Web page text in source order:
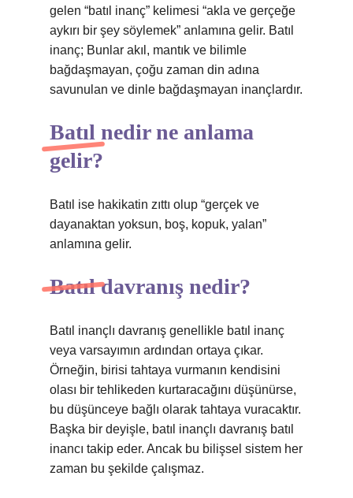
gelen “batıl inanç” kelimesi “akla ve gerçeğe
aykırı bir şey söylemek” anlamına gelir. Batıl
inanç; Bunlar akıl, mantık ve bilimle
bağdaşmayan, çoğu zaman din adına
savunulan ve dinle bağdaşmayan inançlardır.
Batıl nedir ne anlama
gelir?
Batıl ise hakikatin zıttı olup “gerçek ve
dayanaktan yoksun, boş, kopuk, yalan”
anlamına gelir.
Batıl davranış nedir?
Batıl inançlı davranış genellikle batıl inanç
veya varsayımın ardından ortaya çıkar.
Örneğin, birisi tahtaya vurmanın kendisini
olası bir tehlikeden kurtaracağını düşünürse,
bu düşünceye bağlı olarak tahtaya vuracaktır.
Başka bir deyişle, batıl inançlı davranış batıl
inancı takip eder. Ancak bu bilişsel sistem her
zaman bu şekilde çalışmaz.